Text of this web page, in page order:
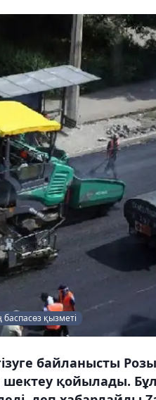
баспасөз қызметі
байланысты
қойылады.